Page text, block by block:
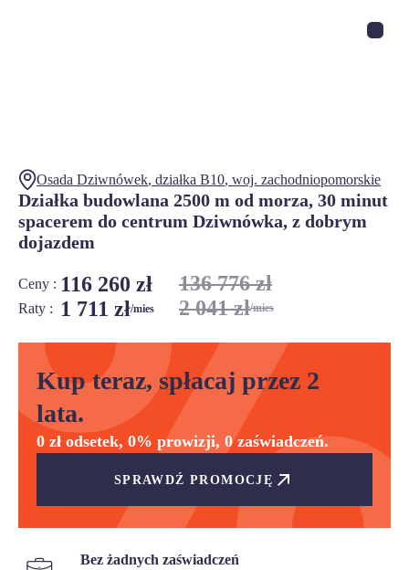
Osada Dziwnówek, działka B10, woj. zachodniopomorskie
Działka budowlana 2500 m od morza, 30 minut
spacerem do centrum Dziwnówka, z dobrym
dojazdem
Ceny : 116 260 zł 136 776 zł
Raty : 1 711 zł/mies 2 041 zł/mies
Kup teraz, spłacaj przez 2
lata.
0 zł odsetek, 0% prowizji, 0 zaświadczeń.
SPRAWDŹ PROMOCJĘ
Bez żadnych zaświadczeń